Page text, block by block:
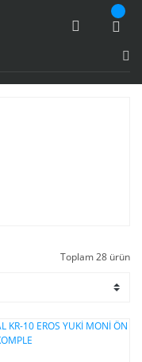
Toplam 28 ürün